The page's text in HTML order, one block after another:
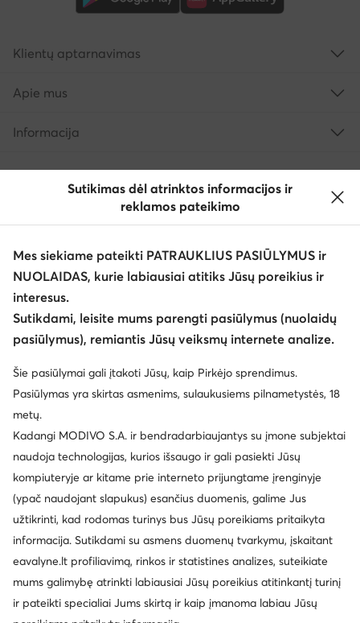
Klientų aptarnavimas
Apie mus
Informacija
© eavalyne.lt 2026
Duomenų apsauga
Sutikimas dėl atrinktos informacijos ir
reklamos pateikimo
Mes siekiame pateikti PATRAUKLIUS PASIŪLYMUS ir
NUOLAIDAS, kurie labiausiai atitiks Jūsų poreikius ir
interesus.
Sutikdami, leisite mums parengti pasiūlymus (nuolaidų
pasiūlymus), remiantis Jūsų veiksmų internete analize.
Šie pasiūlymai gali įtakoti Jūsų, kaip Pirkėjo sprendimus.
Pasiūlymas yra skirtas asmenims, sulaukusiems pilnametystės, 18
metų.
Kadangi MODIVO S.A. ir bendradarbiaujantys su įmone subjektai
naudoja technologijas, kurios išsaugo ir gali pasiekti Jūsų
kompiuteryje ar kitame prie interneto prijungtame įrenginyje
(ypač naudojant slapukus) esančius duomenis, galime Jus
užtikrinti, kad rodomas turinys bus Jūsų poreikiams pritaikyta
informacija. Sutikdami su asmens duomenų tvarkymu, įskaitant
eavalyne.lt profiliavimą, rinkos ir statistines analizes, suteikiate
mums galimybę atrinkti labiausiai Jūsų poreikius atitinkantį turinį
ir pateikti specialiai Jums skirtą ir kaip įmanoma labiau Jūsų